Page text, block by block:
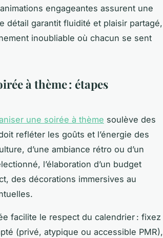
engageantes assurent une
détail garantit fluidité et plaisir partagé,
inoubliable où chacun se sent
à thème : étapes
une soirée à thème soulève des
refléter les goûts et l’énergie des
d’une ambiance rétro ou d’un
l’élaboration d’un budget
des décorations immersives au
facilite le respect du calendrier : fixez
(privé, atypique ou accessible PMR),